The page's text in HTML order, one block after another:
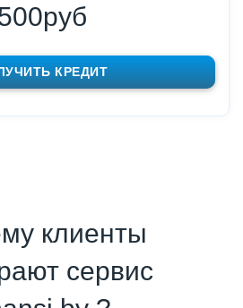
КРЕДИТ
клиенты
сервис